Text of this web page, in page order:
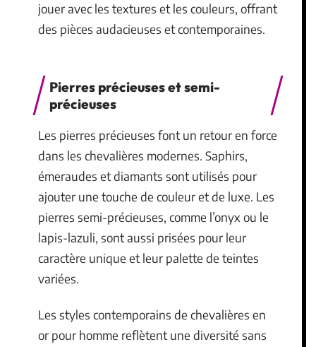
jouer avec les textures et les couleurs, offrant
des pièces audacieuses et contemporaines.
Pierres précieuses et semi-
précieuses
Les pierres précieuses font un retour en force
dans les chevalières modernes. Saphirs,
émeraudes et diamants sont utilisés pour
ajouter une touche de couleur et de luxe. Les
pierres semi-précieuses, comme l’onyx ou le
lapis-lazuli, sont aussi prisées pour leur
caractère unique et leur palette de teintes
variées.
Les styles contemporains de chevalières en
or pour homme reflètent une diversité sans